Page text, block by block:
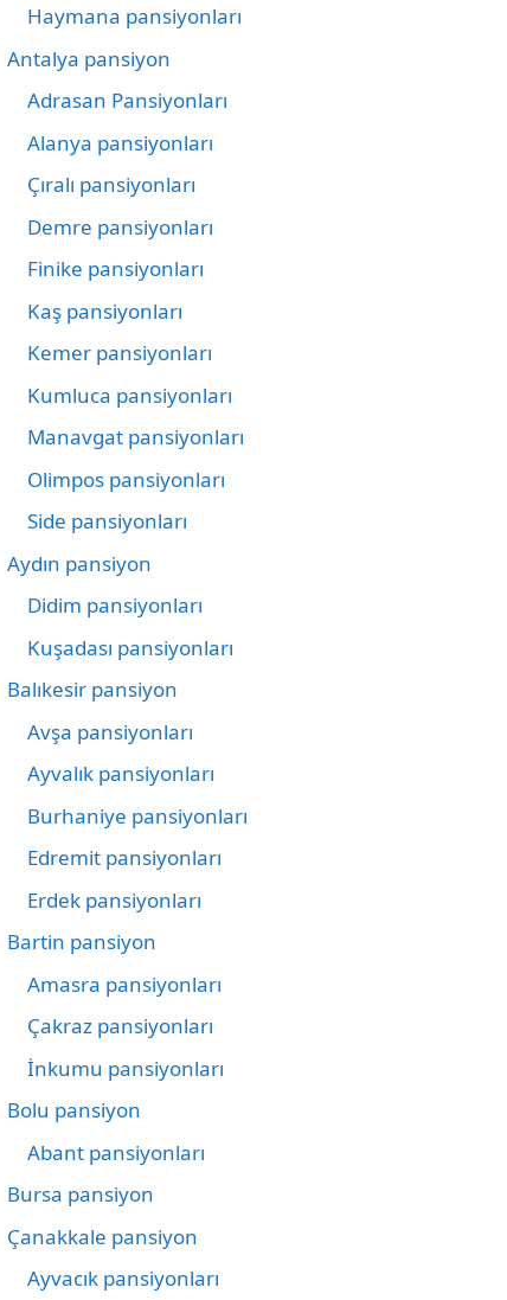
Haymana pansiyonları
Antalya pansiyon
Adrasan Pansiyonları
Alanya pansiyonları
Çıralı pansiyonları
Demre pansiyonları
Finike pansiyonları
Kaş pansiyonları
Kemer pansiyonları
Kumluca pansiyonları
Manavgat pansiyonları
Olimpos pansiyonları
Side pansiyonları
Aydın pansiyon
Didim pansiyonları
Kuşadası pansiyonları
Balıkesir pansiyon
Avşa pansiyonları
Ayvalık pansiyonları
Burhaniye pansiyonları
Edremit pansiyonları
Erdek pansiyonları
Bartin pansiyon
Amasra pansiyonları
Çakraz pansiyonları
İnkumu pansiyonları
Bolu pansiyon
Abant pansiyonları
Bursa pansiyon
Çanakkale pansiyon
Ayvacık pansiyonları